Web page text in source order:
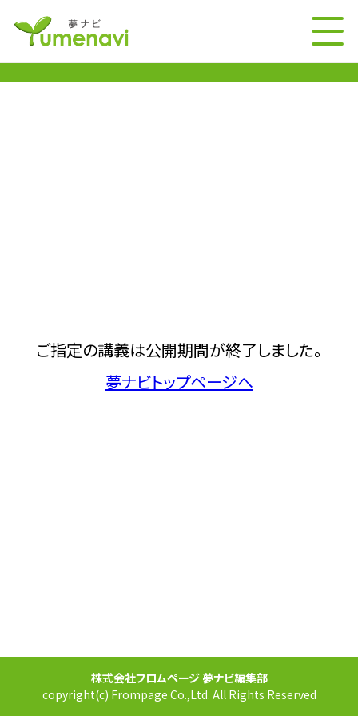
ご指定の講義は公開期間が終了しました。
夢ナビトップページへ
株式会社フロムページ 夢ナビ編集部
copyright(c) Frompage Co.,Ltd. All Rights Reserved